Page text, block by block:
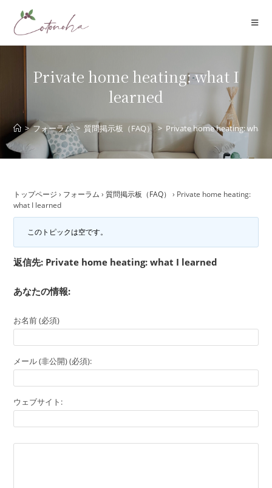
プ
Private home heating: what I
learned
> フォーラム > 質問掲示板（FAQ） > Private home heating: what I
トップページ › フォーラム › 質問掲示板（FAQ） › Private home heating:
what I learned
このトピックは空です。
返信先: Private home heating: what I learned
あなたの情報:
お名前 (必須)
メール (非公開) (必須):
ウェブサイト: